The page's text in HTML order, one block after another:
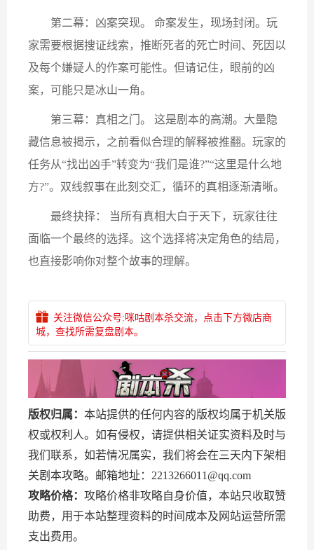
第二幕：凶案突现。 命案发生，现场封闭。玩
家需要根据搜证线索，推断死者的死亡时间、死因以
及每个嫌疑人的作案可能性。但请记住，眼前的凶
案，可能只是冰山一角。
第三幕：真相之门。 这是剧本的高潮。大量隐
藏信息被揭示，之前看似合理的解释被推翻。玩家的
任务从“找出凶手”转变为“我们是谁?”“这里是什么地
方?”。双线叙事在此刻交汇，循环的真相逐渐清晰。
最终抉择： 当所有真相大白于天下，玩家往往
面临一个最终的选择。这个选择将决定角色的结局，
也直接影响你对整个故事的理解。
关注微信公众号:咪咕剧本杀交流，点击下方微店商
城，查找所需复盘剧本。
版权归属： 本站提供的任何内容的版权均属于机关版
权或权利人。如有侵权，请提供相关证实资料及时与
我们联系，如若情况属实，我们将会在三天内下架相
关剧本攻略。邮箱地址：2213266011@qq.com
攻略价格： 攻略价格非攻略自身价值，本站只收取赞
助费，用于本站整理资料的时间成本及网站运营所需
支出费用。